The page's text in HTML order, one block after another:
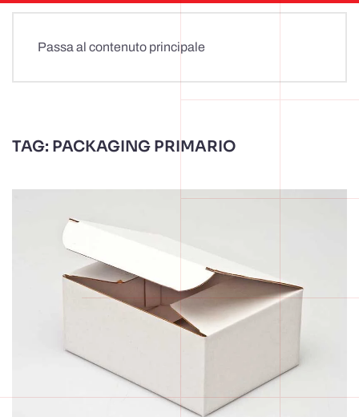
Passa al contenuto principale
TAG: PACKAGING PRIMARIO